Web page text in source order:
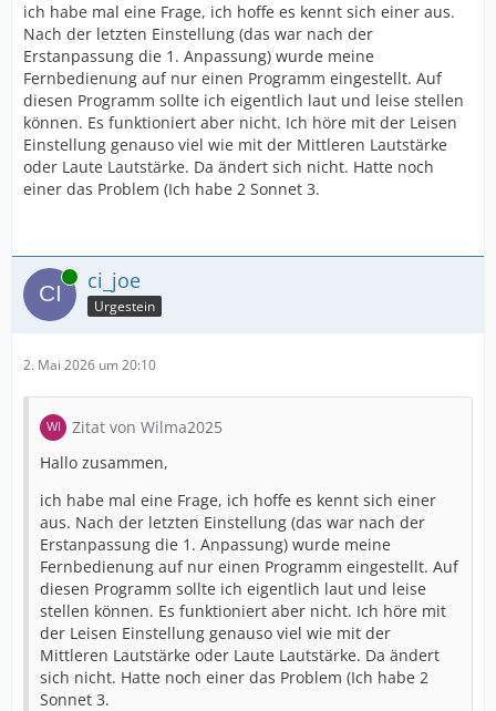
ich habe mal eine Frage, ich hoffe es kennt sich einer aus.
Nach der letzten Einstellung (das war nach der
Erstanpassung die 1. Anpassung) wurde meine
Fernbedienung auf nur einen Programm eingestellt. Auf
diesen Programm sollte ich eigentlich laut und leise stellen
können. Es funktioniert aber nicht. Ich höre mit der Leisen
Einstellung genauso viel wie mit der Mittleren Lautstärke
oder Laute Lautstärke. Da ändert sich nicht. Hatte noch
einer das Problem (Ich habe 2 Sonnet 3.
Online ci_joe
Urgestein
2. Mai 2026 um 20:10
Zitat von Wilma2025
Hallo zusammen,
ich habe mal eine Frage, ich hoffe es kennt sich einer
aus. Nach der letzten Einstellung (das war nach der
Erstanpassung die 1. Anpassung) wurde meine
Fernbedienung auf nur einen Programm eingestellt. Auf
diesen Programm sollte ich eigentlich laut und leise
stellen können. Es funktioniert aber nicht. Ich höre mit
der Leisen Einstellung genauso viel wie mit der
Mittleren Lautstärke oder Laute Lautstärke. Da ändert
sich nicht. Hatte noch einer das Problem (Ich habe 2
Sonnet 3.